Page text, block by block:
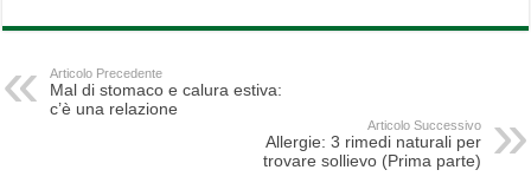
Articolo Precedente
Mal di stomaco e calura estiva:
c’è una relazione
Articolo Successivo
Allergie: 3 rimedi naturali per
trovare sollievo (Prima parte)